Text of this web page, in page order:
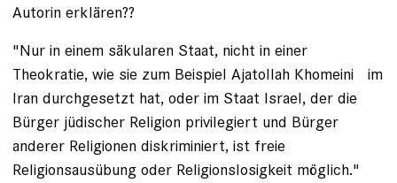
Autorin erklären??
"Nur in einem säkularen Staat, nicht in einer
Theokratie, wie sie zum Beispiel Ajatollah Khomeini im
Iran durchgesetzt hat, oder im Staat Israel, der die
Bürger jüdischer Religion privilegiert und Bürger
anderer Religionen diskriminiert, ist freie
Religionsausübung oder Religionslosigkeit möglich."